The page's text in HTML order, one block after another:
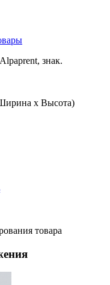
знак.
х Высота)
товара